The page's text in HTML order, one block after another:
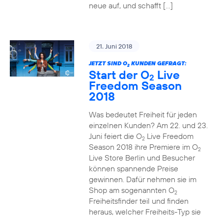
neue auf, und schafft […]
21. Juni 2018
JETZT SIND O2KUNDEN GEFRAGT:
Start der O2 Live
Freedom Season
2018
Was bedeutet Freiheit für jeden
einzelnen Kunden? Am 22. und 23.
Juni feiert die O2Live Freedom
Season 2018 ihre Premiere im O2
Live Store Berlin und Besucher
können spannende Preise
gewinnen. Dafür nehmen sie im
Shop am sogenannten O2
Freiheitsfinder teil und finden
heraus, welcher Freiheits-Typ sie